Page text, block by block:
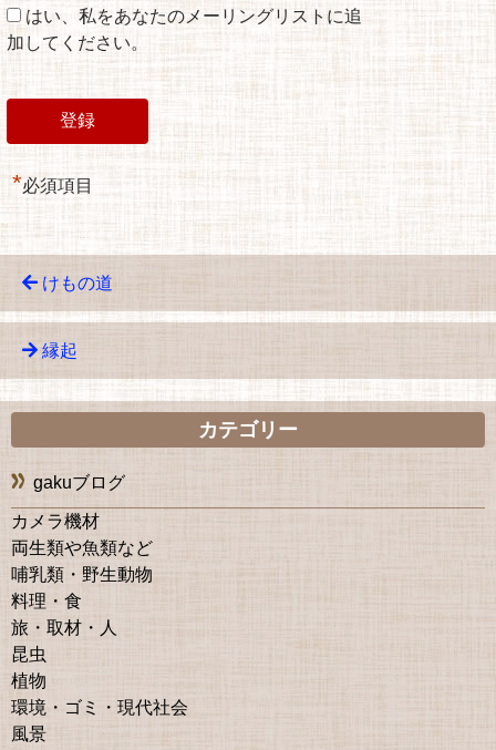
はい、私をあなたのメーリングリストに追
加してください。
*必須項目
けもの道
縁起
カテゴリー
gakuブログ
カメラ機材
両生類や魚類など
哺乳類・野生動物
料理・食
旅・取材・人
昆虫
植物
環境・ゴミ・現代社会
風景